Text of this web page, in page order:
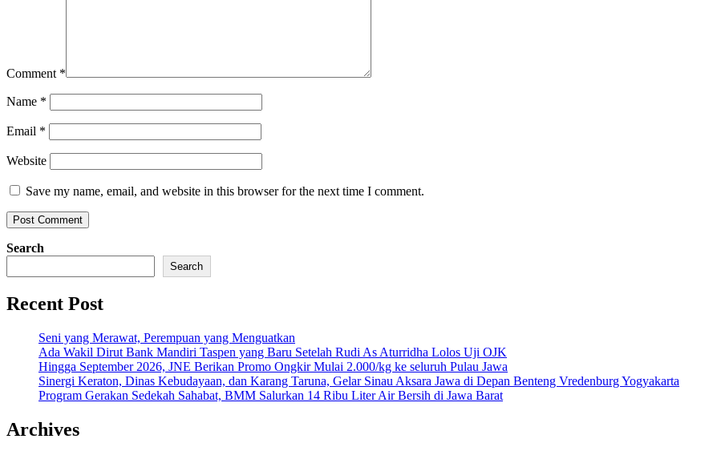
Comment *
Name *
Email *
Website
Save my name, email, and website in this browser for the next time I comment.
Search
Search
Recent Post
Seni yang Merawat, Perempuan yang Menguatkan
Ada Wakil Dirut Bank Mandiri Taspen yang Baru Setelah Rudi As Aturridha Lolos Uji OJK
Hingga September 2026, JNE Berikan Promo Ongkir Mulai 2.000/kg ke seluruh Pulau Jawa
Sinergi Keraton, Dinas Kebudayaan, dan Karang Taruna, Gelar Sinau Aksara Jawa di Depan Benteng Vredenburg Yogyakarta
Program Gerakan Sedekah Sahabat, BMM Salurkan 14 Ribu Liter Air Bersih di Jawa Barat
Archives